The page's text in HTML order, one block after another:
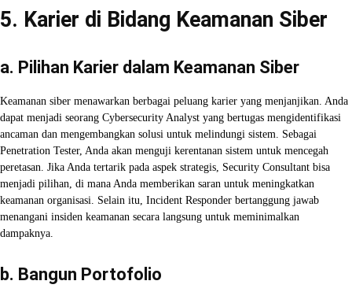
5. Karier di Bidang Keamanan Siber
a. Pilihan Karier dalam Keamanan Siber
Keamanan siber menawarkan berbagai peluang karier yang menjanjikan. Anda
dapat menjadi seorang Cybersecurity Analyst yang bertugas mengidentifikasi
ancaman dan mengembangkan solusi untuk melindungi sistem. Sebagai
Penetration Tester, Anda akan menguji kerentanan sistem untuk mencegah
peretasan. Jika Anda tertarik pada aspek strategis, Security Consultant bisa
menjadi pilihan, di mana Anda memberikan saran untuk meningkatkan
keamanan organisasi. Selain itu, Incident Responder bertanggung jawab
menangani insiden keamanan secara langsung untuk meminimalkan
dampaknya.
b. Bangun Portofolio